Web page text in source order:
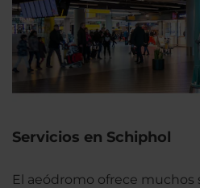
Servicios en Schiphol
El aeódromo ofrece muchos